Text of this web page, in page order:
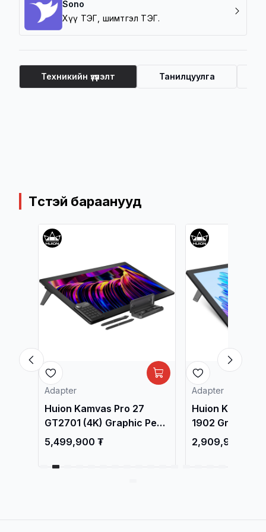
Sono
Хүү ТЭГ, шимтгэл ТЭГ.
Техникийн үзүүлэлт Танилцуулга
Төстэй бараанууд
Adapter
Huion Kamvas Pro 27
GT2701 (4K) Graphic Pen
Display with li-battery /
5,499,900 ₮
Adapter
Huion Kamvas
1902 Graphic
Black / Зурдаг
2,909,900 ₮